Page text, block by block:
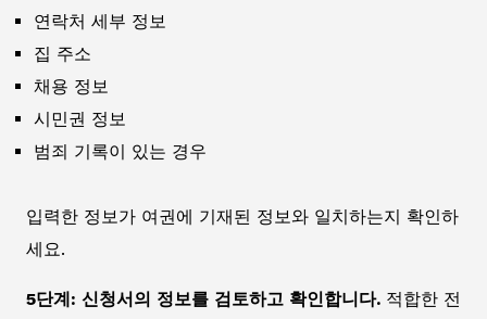
연락처 세부 정보
집 주소
채용 정보
시민권 정보
범죄 기록이 있는 경우
입력한 정보가 여권에 기재된 정보와 일치하는지 확인하
세요.
5단계: 신청서의 정보를 검토하고 확인합니다. 적합한 전